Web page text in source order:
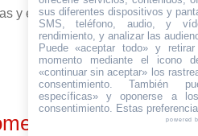
y ensayadas a la perfección.
sus diferentes dispositivos y
SMS, teléfono, audio, y
rendimiento, y analizar las
Puede «aceptar todo» y
momento mediante el icono
«continuar sin aceptar» los
consentimiento. También
específicas» y oponerse a
consentimiento. Estas
powered